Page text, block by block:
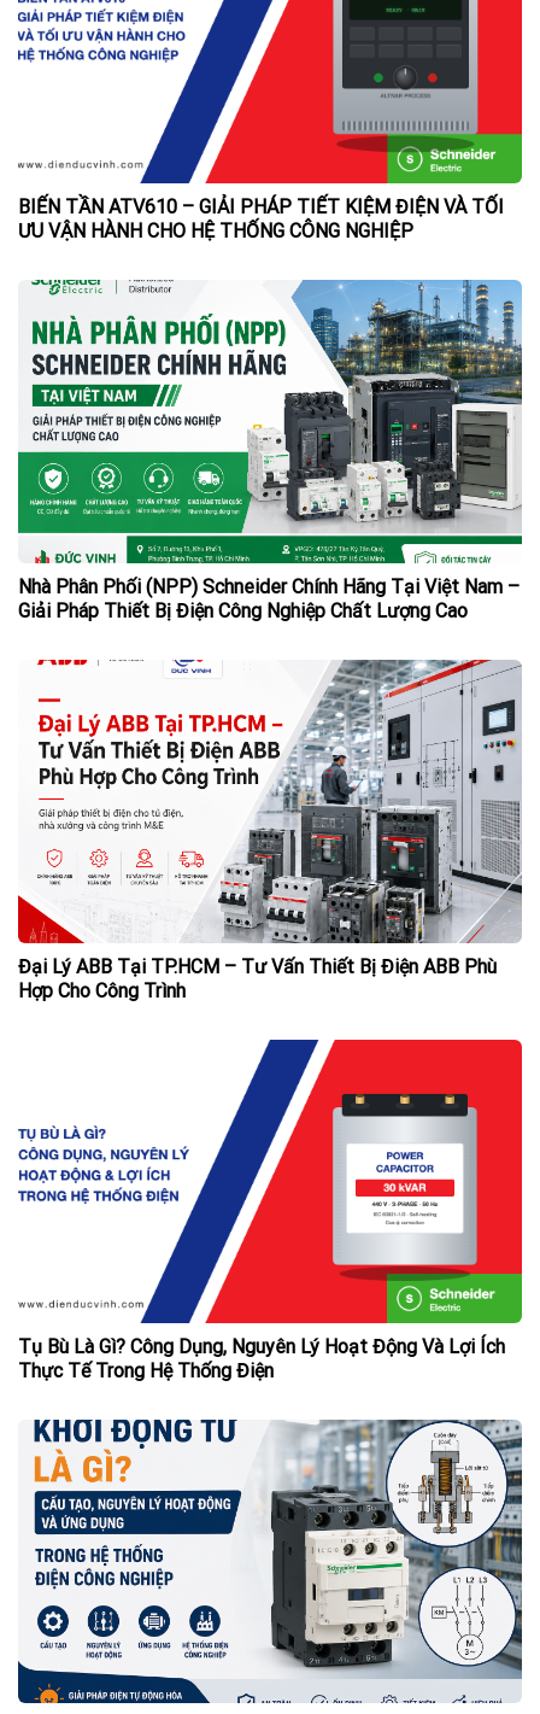
BIẾN TẦN ATV610 – GIẢI PHÁP TIẾT KIỆM ĐIỆN VÀ TỐI
ƯU VẬN HÀNH CHO HỆ THỐNG CÔNG NGHIỆP
Nhà Phân Phối (NPP) Schneider Chính Hãng Tại Việt Nam –
Giải Pháp Thiết Bị Điện Công Nghiệp Chất Lượng Cao
Đại Lý ABB Tại TP.HCM – Tư Vấn Thiết Bị Điện ABB Phù
Hợp Cho Công Trình
Tụ Bù Là Gì? Công Dụng, Nguyên Lý Hoạt Động Và Lợi Ích
Thực Tế Trong Hệ Thống Điện